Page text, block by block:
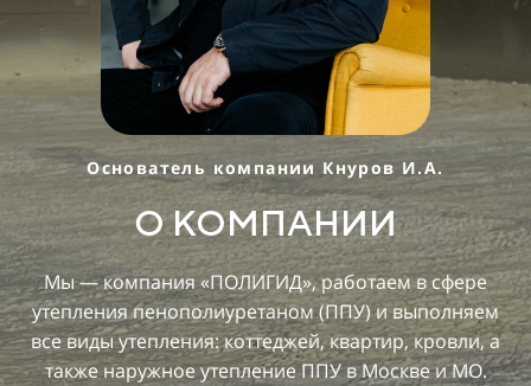
Основатель компании Кнуров И.А.
О КОМПАНИИ
Мы — компания «ПОЛИГИД», работаем в сфере
утепления пенополиуретаном (ППУ) и выполняем
все виды утепления: коттеджей, квартир, кровли, а
также наружное утепление ППУ в Москве и МО.